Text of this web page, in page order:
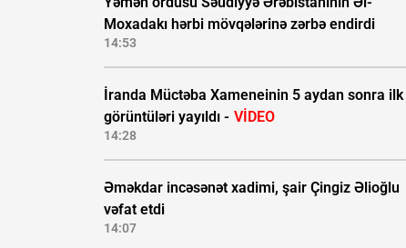
Moxadakı hərbi mövqələrinə zərbə endirdi
14:53
İranda Müctəba Xameneinin 5 aydan sonra ilk
görüntüləri yayıldı - VİDEO
14:28
Əməkdar incəsənət xadimi, şair Çingiz Əlioğlu
vəfat etdi
14:07